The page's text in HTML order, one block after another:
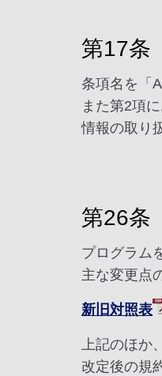
第17条
条項名を「
また第2項
情報の取り
第26
プログラム
主な変更点
新旧対照表
上記のほか
改定後の規